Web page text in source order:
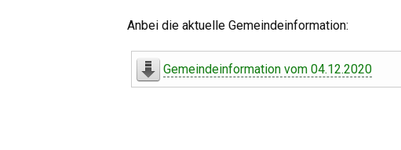
Anbei die aktuelle Gemeindeinformation:
Gemeindeinformation vom 04.12.2020